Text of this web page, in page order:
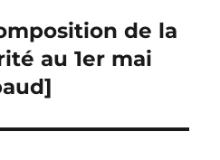
de la
au 1er mai